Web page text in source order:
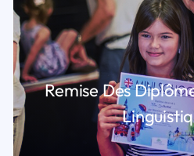
Remise Des
LIRE